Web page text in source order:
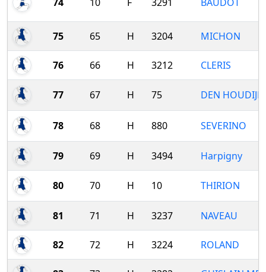
75 65 H 3204 MICHON
76 66 H 3212 CLERIS
77 67 H 75 DEN
78 68 H 880 SEVERINO
79 69 H 3494 Harpigny
80 70 H 10 THIRION
81 71 H 3237 NAVEAU
82 72 H 3224 ROLAND